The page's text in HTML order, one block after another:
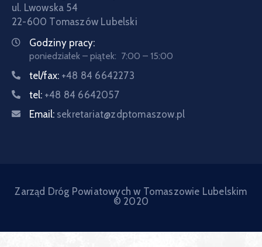
ul. Lwowska 54
22-600 Tomaszów Lubelski
Godziny pracy:
poniedziałek – piątek: 7:00 – 15:00
tel/fax: +48 84 6642273
tel: +48 84 6642057
Email: sekretariat@zdptomaszow.pl
Zarząd Dróg Powiatowych w Tomaszowie Lubelskim
© 2020